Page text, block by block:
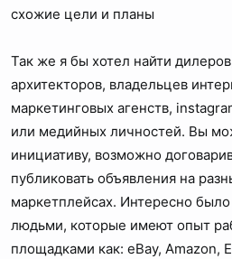
схожие цели и планы
Так же я бы хотел найти
архитекторов, владельцев
маркетинговых агенств,
или медийных личностей. Вы
инициативу, возможно
публиковать объявления на
маркетплейсах. Интересно
людьми, которые имеют опыт
площадками как: eBay, Amazon,